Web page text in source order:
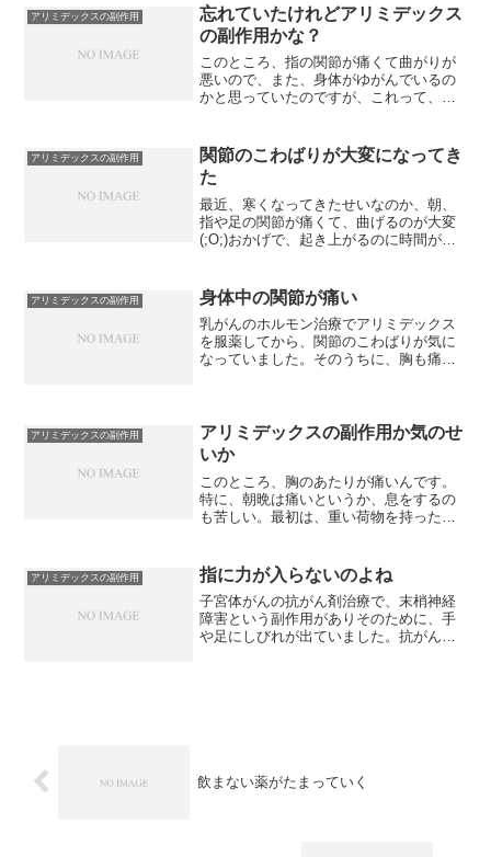
師長さんと言う人と話をし...
アリミデックスの副作用
忘れていたけれどアリミデックス
の副作用かな？
このところ、指の関節が痛くて曲がりが
悪いので、また、身体がゆがんでいるの
かと思っていたのですが、これって、乳
薬し始めた頃には、指の関節が曲がりに
くくなるから眠るときには...
アリミデックスの副作用
関節のこわばりが大変になってき
た
最近、寒くなってきたせいなのか、朝、
指や足の関節が痛くて、曲げるのが大変
(;O;)おかげで、起き上がるのに時間がか
ど、いろいろ考えてしまいます。アリミ
デックスを服...
アリミデックスの副作用 身体中の関節が痛い
乳がんのホルモン治療でアリミデックス
を服薬してから、関節のこわばりが気に
なっていました。そのうちに、胸も痛く
くなってくる気がします。まず、...
アリミデックスの副作用
アリミデックスの副作用か気のせ
いか
このところ、胸のあたりが痛いんです。
特に、朝晩は痛いというか、息をするの
も苦しい。最初は、重い荷物を持ったか
か？と。乳がんのホルモン治療でアリミ
デックスという薬を服薬し...
アリミデックスの副作用 指に力が入らないのよね
子宮体がんの抗がん剤治療で、末梢神経
障害という副作用がありそのために、手
や足にしびれが出ていました。抗がん剤
飲まない薬がたまっていく